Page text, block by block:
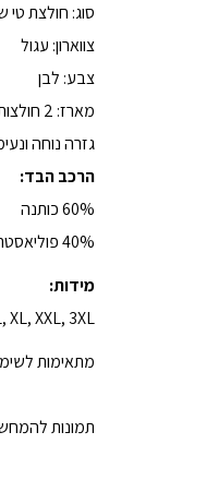
סוג: חולצת טי
צווארון: עגול
צבע: לבן
מארז: 2 חולצות
גזרה נוחה
הרכב הבד:
60% כותנה
40% פוליאסטר
מידות:
XL, XXL, 3XL
מתאימות
תמונות